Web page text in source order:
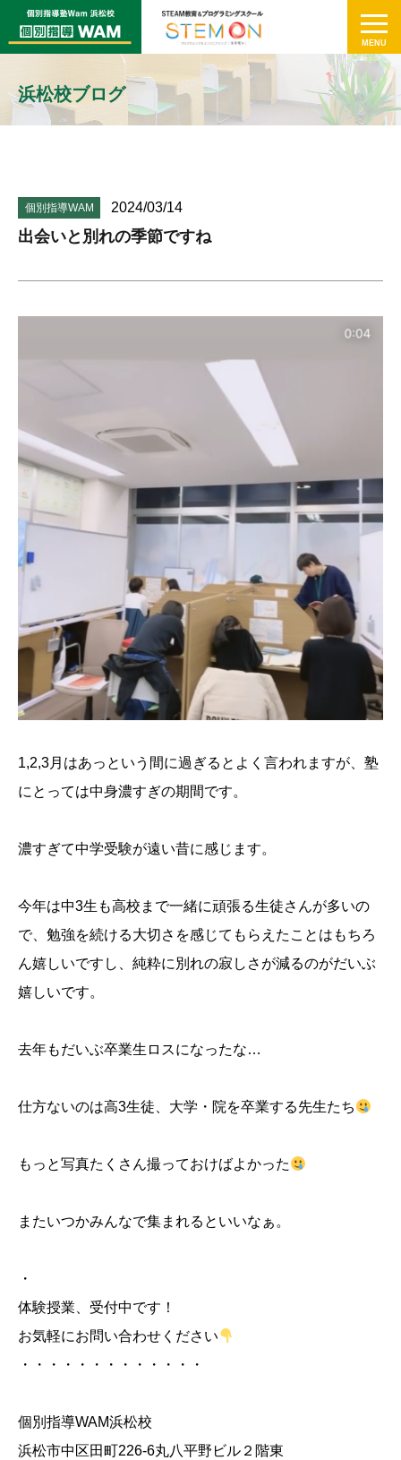
浜松校ブログ
個別指導WAM 2024/03/14
出会いと別れの季節ですね
1,2,3月はあっという間に過ぎるとよく言われますが、塾
にとっては中身濃すぎの期間です。
濃すぎて中学受験が遠い昔に感じます。
今年は中3生も高校まで一緒に頑張る生徒さんが多いの
で、勉強を続ける大切さを感じてもらえたことはもちろ
ん嬉しいですし、純粋に別れの寂しさが減るのがだいぶ
嬉しいです。
去年もだいぶ卒業生ロスになったな…
仕方ないのは高3生徒、大学・院を卒業する先生たち
もっと写真たくさん撮っておけばよかった
またいつかみんなで集まれるといいなぁ。
・
体験授業、受付中です！
お気軽にお問い合わせください
・・・・・・・・・・・・・
個別指導WAM浜松校
浜松市中区田町226-6丸八平野ビル２階東